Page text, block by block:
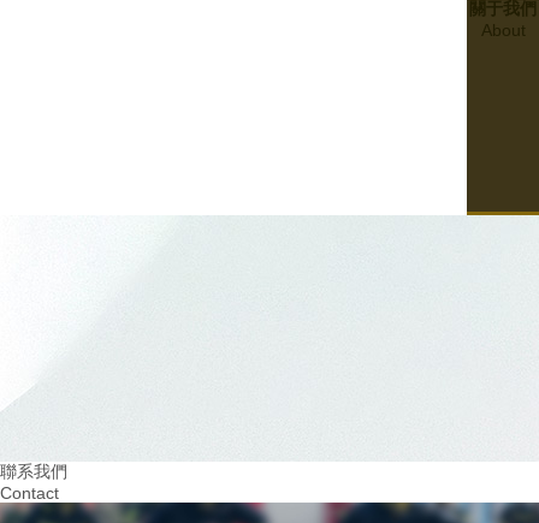
關于我們
About
聯系我們
Contact